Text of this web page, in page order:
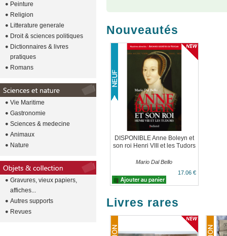
Nouveautés
DISPONIBLE Anne Boleyn et
son roi Henri VIII et les Tudors
Mario Dal Bello
17.06 €
Livres rares
Peinture
Religion
Litterature generale
Droit & sciences politiques
Dictionnaires & livres
pratiques
Romans
Vie Maritime
Gastronomie
Sciences & medecine
Animaux
Nature
Gravures, vieux papiers,
affiches...
Autres supports
Revues